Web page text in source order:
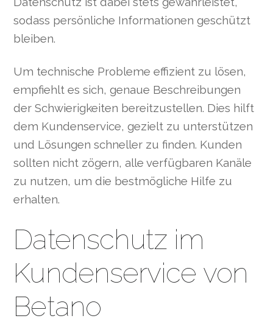
sodass persönliche Informationen geschützt
bleiben.
Um technische Probleme effizient zu lösen,
empfiehlt es sich, genaue Beschreibungen
der Schwierigkeiten bereitzustellen. Dies hilft
dem Kundenservice, gezielt zu unterstützen
und Lösungen schneller zu finden. Kunden
sollten nicht zögern, alle verfügbaren Kanäle
zu nutzen, um die bestmögliche Hilfe zu
erhalten.
Datenschutz im
Kundenservice von
Betano